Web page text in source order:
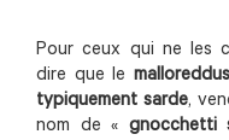
Pour ceux qui ne les
dire que le malloreddus
typiquement sarde,
nom de « gnocchetti